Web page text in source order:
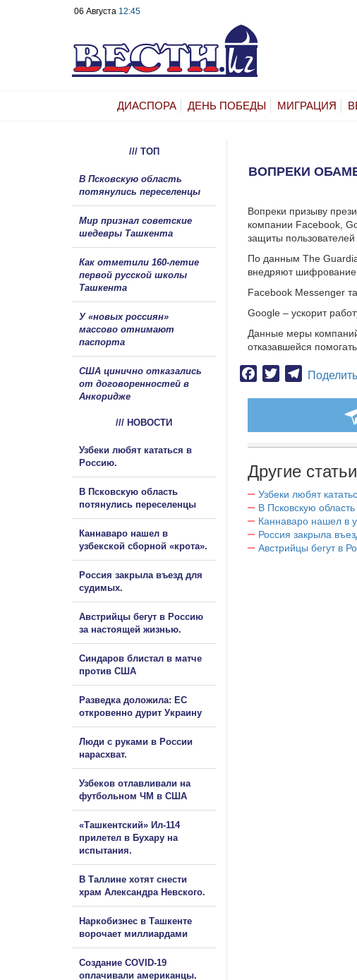
06 Августа 12:45
ДИАСПОРА ДЕНЬ ПОБЕДЫ МИГРАЦИЯ
ВОПРЕКИ
Вопреки призыву
компании Facebook,
защиты
По данным The
внедряют шифрование
Facebook Messenger
Google – ускорит
Данные меры
отказавшейся
Facebook
TwitterTelegram
Другие
Узбеки любят
В Псковскую
Каннаваро нашел в
Россия закрыла
Австрийцы бегут в
/// ТОП
В Псковскую область
потянулись переселенцы
Мир признал советские
шедевры Ташкента
Как отметили 160-летие
первой русской школы
Ташкента
У «новых россиян»
массово отнимают
паспорта
США цинично отказались
от договоренностей в
Анкоридже
/// НОВОСТИ
Узбеки любят кататься в
Россию.
В Псковскую область
потянулись переселенцы
Каннаваро нашел в
узбекской сборной «крота».
Россия закрыла въезд для
судимых.
Австрийцы бегут в Россию
за настоящей жизнью.
Синдаров блистал в матче
против США
Разведка доложила: ЕС
откровенно дурит Украину
Люди с руками в России
нарасхват.
Узбеков отлавливали на
футбольном ЧМ в США
«Ташкентский» Ил-114
прилетел в Бухару на
испытания.
В Таллине хотят снести
храм Александра Невского.
Наркобизнес в Ташкенте
ворочает миллиардами
Создание COVID-19
оплачивали американцы.